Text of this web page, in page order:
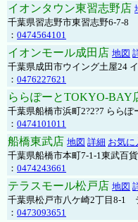
イオンタウン東習志野店
千葉県習志野市東習志野6-7-8
： 0474564101
イオンモール成田店 地図
千葉県成田市ウイング土屋24
： 0476227621
ららぽーとTOKYO-BAY
千葉県船橋市浜町2?2?7 ららぽ
： 0474101011
船橋東武店 地図 詳細 お気に
千葉県船橋市本町7-1-1東武百
： 0474243661
テラスモール松戸店 地図
千葉県松戸市八ケ崎2丁目8-1
： 0473093651